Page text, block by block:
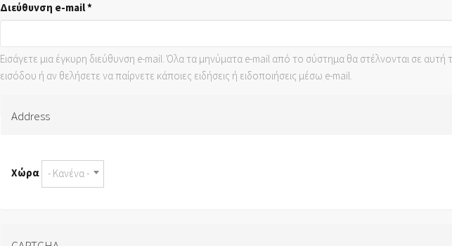
Διεύθυνση e-mail*
Εισάγετε μια έγκυρη διεύθυνση e-mail. Όλα τα μηνύματα e-mail από το σύστημα θα στέλνονται σε
εισόδου ή αν θελήσετε να παίρνετε κάποιες ειδήσεις ή ειδοποιήσεις μέσω e-mail.
Address
Χώρα - Κανένα -